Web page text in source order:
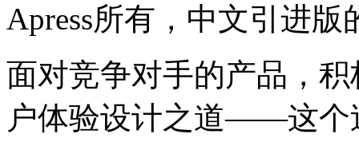
Apress所有，中文引进
面对竞争对手的产品，
户体验设计之道——这个